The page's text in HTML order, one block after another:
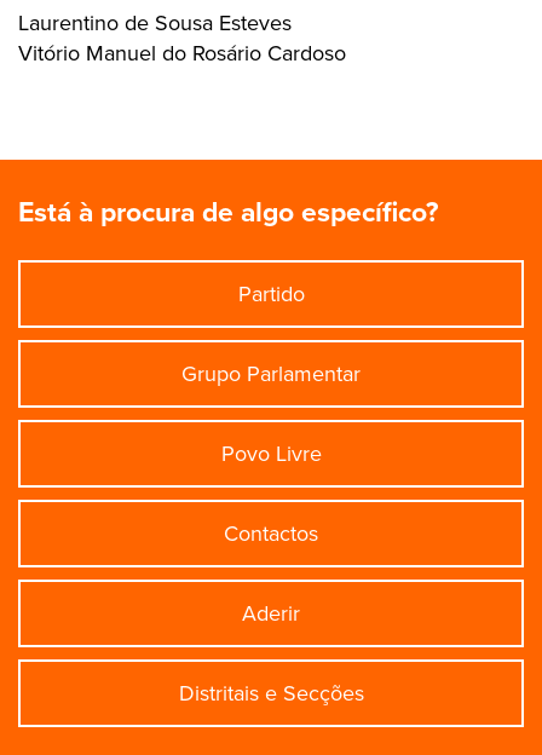
Laurentino de Sousa Esteves
Vitório Manuel do Rosário Cardoso
Está à procura de algo específico?
Partido
Grupo Parlamentar
Povo Livre
Contactos
Aderir
Distritais e Secções